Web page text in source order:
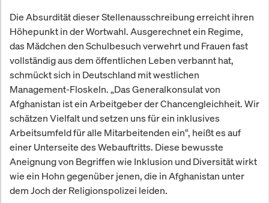
Die Absurdität dieser Stellenausschreibung erreicht ihren
Höhepunkt in der Wortwahl. Ausgerechnet ein Regime,
das Mädchen den Schulbesuch verwehrt und Frauen fast
vollständig aus dem öffentlichen Leben verbannt hat,
schmückt sich in Deutschland mit westlichen
Management-Floskeln. „Das Generalkonsulat von
Afghanistan ist ein Arbeitgeber der Chancengleichheit. Wir
schätzen Vielfalt und setzen uns für ein inklusives
Arbeitsumfeld für alle Mitarbeitenden ein“, heißt es auf
einer Unterseite des Webauftritts. Diese bewusste
Aneignung von Begriffen wie Inklusion und Diversität wirkt
wie ein Hohn gegenüber jenen, die in Afghanistan unter
dem Joch der Religionspolizei leiden.